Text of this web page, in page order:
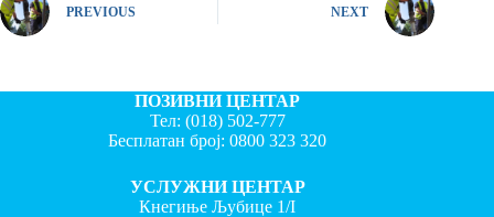
PREVIOUS NEXT
ПОЗИВНИ ЦЕНТАР
Тел: (018) 502-777
Бесплатан број:0800 323 320
УСЛУЖНИ ЦЕНТАР
Кнегиње Љубице 1/I